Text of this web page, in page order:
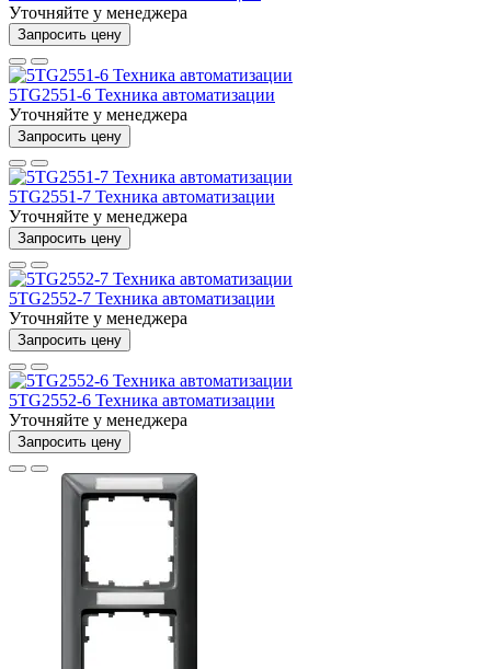
Уточняйте у менеджера
Запросить цену
5TG2551-6 Техника автоматизации
Уточняйте у менеджера
Запросить цену
5TG2551-7 Техника автоматизации
Уточняйте у менеджера
Запросить цену
5TG2552-7 Техника автоматизации
Уточняйте у менеджера
Запросить цену
5TG2552-6 Техника автоматизации
Уточняйте у менеджера
Запросить цену